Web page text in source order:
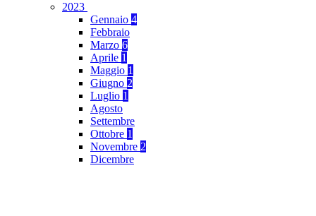
2023
Gennaio 4
Febbraio
Marzo 6
Aprile 1
Maggio 1
Giugno 2
Luglio 1
Agosto
Settembre
Ottobre 1
Novembre 2
Dicembre